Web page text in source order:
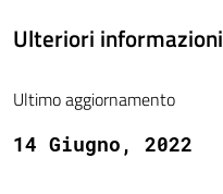
Ulteriori informazioni
Ultimo aggiornamento
14 Giugno, 2022